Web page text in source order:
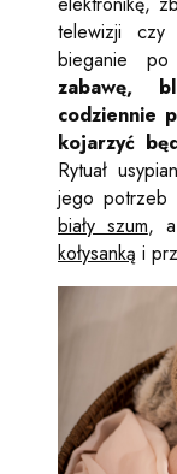
telewizji czy
bieganie
zabawę,
codziennie
kojarzyć
Rytuał
jego potrzeb
biały szum, a
kołysanką i